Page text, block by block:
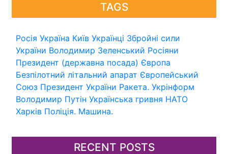
TAGS
Росія Україна Київ Українці Збройні сили
України Володимир Зеленський Росіяни
Президент (державна посада) Європа
Безпілотний літальний апарат Європейський
Союз Президент України Ракета. Укрінформ
Володимир Путін Українська гривня НАТО
Харків Поліція. Машина.
RECENT POSTS